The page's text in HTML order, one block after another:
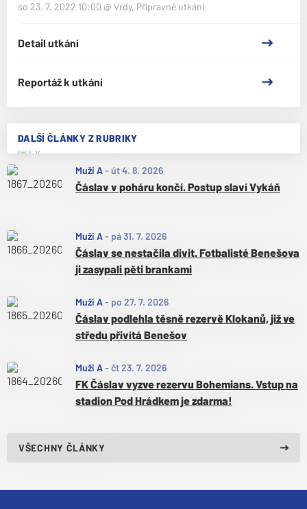
so 23. 7. 2022 10:00 @ Vrdy, Přípravné utkání
Detail utkání
Reportáž k utkání
DALŠÍ ČLÁNKY Z RUBRIKY
Muži A- út 4. 8. 2026
Čáslav v poháru končí. Postup slaví Vykáň
Muži A- pá 31. 7. 2026
Čáslav se nestačila divit. Fotbalisté Benešova
ji zasypali pěti brankami
Muži A- po 27. 7. 2026
Čáslav podlehla těsně rezervě Klokanů, již ve
středu přivítá Benešov
Muži A- čt 23. 7. 2026
FK Čáslav vyzve rezervu Bohemians. Vstup na
stadion Pod Hrádkem je zdarma!
VŠECHNY ČLÁNKY